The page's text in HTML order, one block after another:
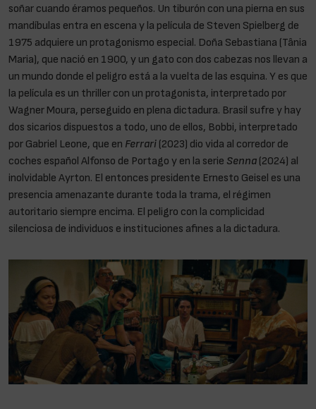
soñar cuando éramos pequeños. Un tiburón con una pierna en sus
mandíbulas entra en escena y la película de Steven Spielberg de
1975 adquiere un protagonismo especial. Doña Sebastiana (Tânia
Maria), que nació en 1900, y un gato con dos cabezas nos llevan a
un mundo donde el peligro está a la vuelta de las esquina. Y es que
la película es un thriller con un protagonista, interpretado por
Wagner Moura, perseguido en plena dictadura. Brasil sufre y hay
dos sicarios dispuestos a todo, uno de ellos, Bobbi, interpretado
por Gabriel Leone, que en Ferrari (2023) dio vida al corredor de
coches español Alfonso de Portago y en la serie Senna (2024) al
inolvidable Ayrton. El entonces presidente Ernesto Geisel es una
presencia amenazante durante toda la trama, el régimen
autoritario siempre encima. El peligro con la complicidad
silenciosa de individuos e instituciones afines a la dictadura.